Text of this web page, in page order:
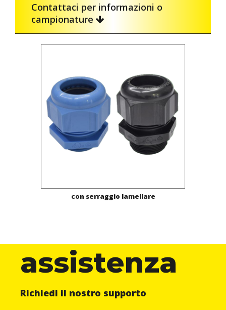
Contattaci per informazioni o
campionature
con serraggio lamellare
assistenza
Richiedi il nostro supporto